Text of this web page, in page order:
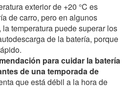
exterior de +20 °C es
de carro, pero en algunos
temperatura puede superar los
de la batería, porque
para cuidar la batería
de una temporada de
que está débil a la hora de